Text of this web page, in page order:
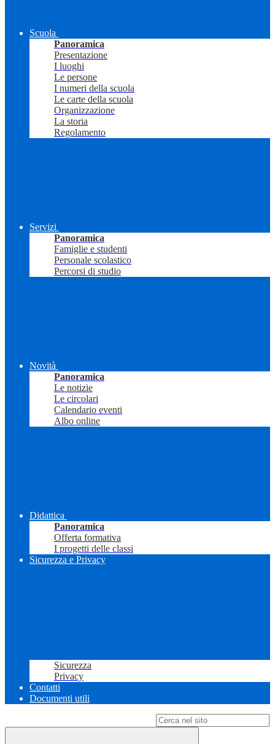
Scuola
Panoramica
Presentazione
I luoghi
Le persone
I numeri della scuola
Le carte della scuola
Organizzazione
La storia
Regolamento
Servizi
Panoramica
Famiglie e studenti
Personale scolastico
Percorsi di studio
Novità
Panoramica
Le notizie
Le circolari
Calendario eventi
Albo online
Didattica
Panoramica
Offerta formativa
I progetti delle classi
Sicurezza e Privacy
Sicurezza
Privacy
Contatti
Documenti utili